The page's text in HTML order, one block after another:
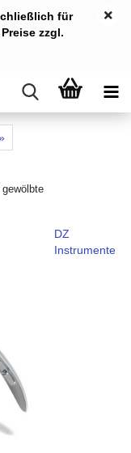
ßlich für
zzgl.
DZ
Instrumente